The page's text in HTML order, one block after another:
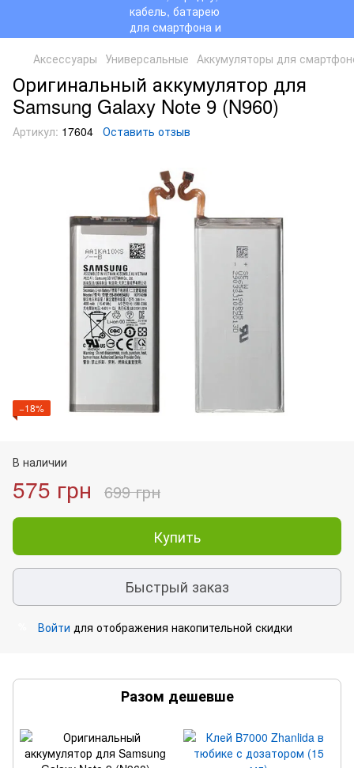
Аксессуары Универсальные Аккумуляторы для
Оригинальный аккумулятор для
Samsung Galaxy Note 9 (N960)
Артикул: 17604 Оставить отзыв
−18%
В наличии
575 грн 699 грн
Купить
Быстрый заказ
Войти для отображения накопительной скидки
Разом дешевше